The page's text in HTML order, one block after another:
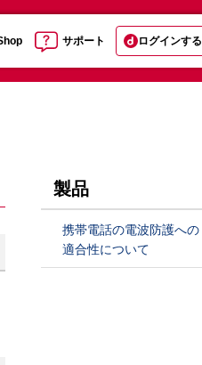
サポート ログインする
製品
携帯電話の電波防護への
適合性について